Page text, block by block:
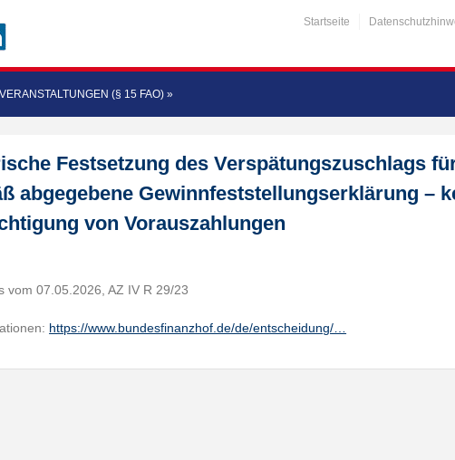
Startseite
VERANSTALTUNGEN (§ 15 FAO) »
Festsetzung des Verspätungszuschlags
abgegebene Gewinnfeststellungserklärung –
von Vorauszahlungen
vom 07.05.2026, AZ IV R 29/23
https://www.bundesfinanzhof.de/de/entscheidung/…